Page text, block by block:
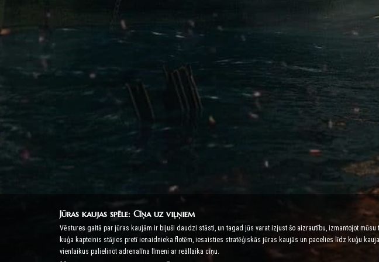
Jūras kaujas spēle: Cīņa uz viļņiem
Vēstures gaitā par jūras kaujām ir bijuši daudzi stāsti, un tagad jūs varat izjust šo aizrautību, izmantojot
kuģa kapteinis stājies pretī ienaidnieka flotēm, iesaisties stratēģiskās jūras kaujās un pacelies līdz kuģu
vienlaikus palielinot adrenalīna līmeni ar reāllaika cīņu.